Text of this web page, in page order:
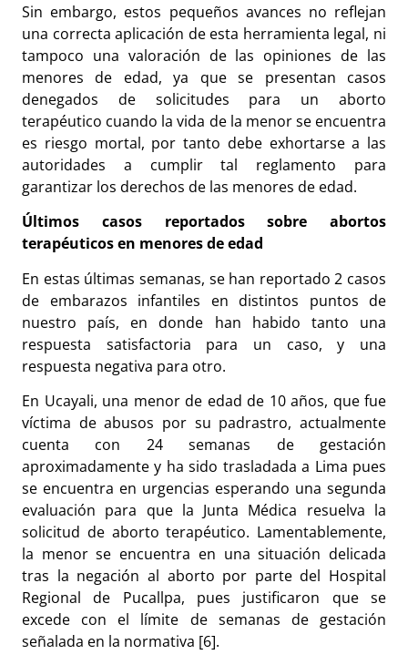
Sin embargo, estos pequeños avances no reflejan
una correcta aplicación de esta herramienta legal, ni
tampoco una valoración de las opiniones de las
menores de edad, ya que se presentan casos
denegados de solicitudes para un aborto
terapéutico cuando la vida de la menor se encuentra
es riesgo mortal, por tanto debe exhortarse a las
autoridades a cumplir tal reglamento para
garantizar los derechos de las menores de edad.
Últimos casos reportados sobre abortos
terapéuticos en menores de edad
En estas últimas semanas, se han reportado 2 casos
de embarazos infantiles en distintos puntos de
nuestro país, en donde han habido tanto una
respuesta satisfactoria para un caso, y una
respuesta negativa para otro.
En Ucayali, una menor de edad de 10 años, que fue
víctima de abusos por su padrastro, actualmente
cuenta con 24 semanas de gestación
aproximadamente y ha sido trasladada a Lima pues
se encuentra en urgencias esperando una segunda
evaluación para que la Junta Médica resuelva la
solicitud de aborto terapéutico. Lamentablemente,
la menor se encuentra en una situación delicada
tras la negación al aborto por parte del Hospital
Regional de Pucallpa, pues justificaron que se
excede con el límite de semanas de gestación
señalada en la normativa [6].